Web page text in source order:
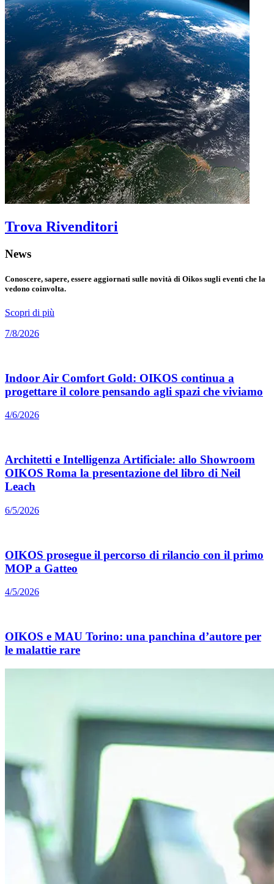
Trova Rivenditori
News
Conoscere, sapere, essere aggiornati sulle novità di Oikos sugli eventi che la
vedono coinvolta.
Scopri di più
7/8/2026
Indoor Air Comfort Gold: OIKOS continua a
progettare il colore pensando agli spazi che viviamo
4/6/2026
Architetti e Intelligenza Artificiale: allo Showroom
OIKOS Roma la presentazione del libro di Neil
Leach
6/5/2026
OIKOS prosegue il percorso di rilancio con il primo
MOP a Gatteo
4/5/2026
OIKOS e MAU Torino: una panchina d’autore per
le malattie rare